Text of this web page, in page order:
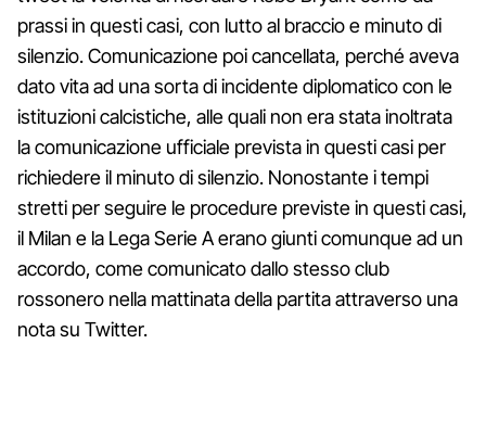
prassi in questi casi, con lutto al braccio e minuto di
silenzio. Comunicazione poi cancellata, perché aveva
dato vita ad una sorta di incidente diplomatico con le
istituzioni calcistiche, alle quali non era stata inoltrata
la comunicazione ufficiale prevista in questi casi per
richiedere il minuto di silenzio. Nonostante i tempi
stretti per seguire le procedure previste in questi casi,
il Milan e la Lega Serie A erano giunti comunque ad un
accordo, come comunicato dallo stesso club
rossonero nella mattinata della partita attraverso una
nota su Twitter.